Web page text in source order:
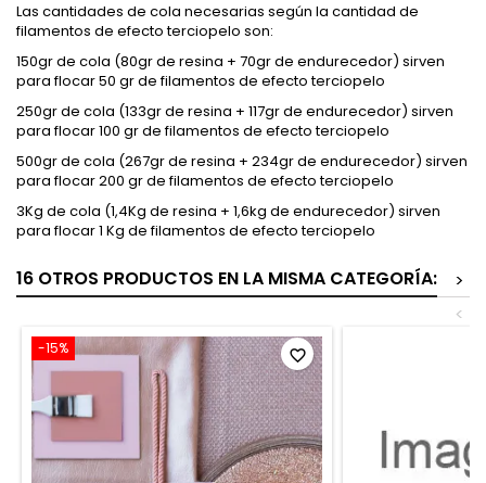
Las cantidades de cola necesarias según la cantidad de
filamentos de efecto terciopelo son:
150gr de cola (80gr de resina + 70gr de endurecedor) sirven
para flocar 50 gr de filamentos de efecto terciopelo
250gr de cola (133gr de resina + 117gr de endurecedor) sirven
para flocar 100 gr de filamentos de efecto terciopelo
500gr de cola (267gr de resina + 234gr de endurecedor) sirven
para flocar 200 gr de filamentos de efecto terciopelo
3Kg de cola (1,4Kg de resina + 1,6kg de endurecedor) sirven
para flocar 1 Kg de filamentos de efecto terciopelo
16 OTROS PRODUCTOS EN LA MISMA CATEGORÍA:
>
<
-15% favorite_border